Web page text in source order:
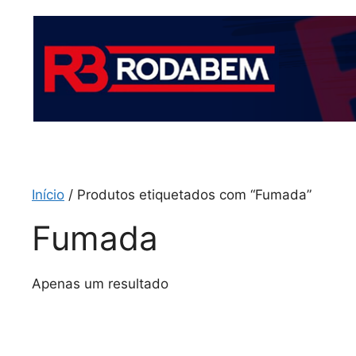
Início / Produtos etiquetados com “Fumada”
Fumada
Apenas um resultado